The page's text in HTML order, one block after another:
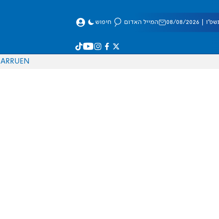
08/2026 המייל האדום חיפוש
EN
RU
AR